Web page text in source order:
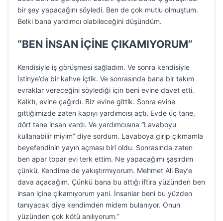
bir şey yapacağını söyledi. Ben de çok mutlu olmuştum.
Belki bana yardımcı olabileceğini düşündüm.
“BEN İNSAN İÇİNE ÇIKAMIYORUM”
Kendisiyle iş görüşmesi sağladım. Ve sonra kendisiyle
İstinye’de bir kahve içtik. Ve sonrasında bana bir takım
evraklar vereceğini söylediği için beni evine davet etti.
Kalktı, evine çağırdı. Biz evine gittik. Sonra evine
gittiğimizde zaten kapıyı yardımcısı açtı. Evde üç tane,
dört tane insan vardı. Ve yardımcısına “Lavaboyu
kullanabilir miyim” diye sordum. Lavaboya girip çıkmamla
beyefendinin yayın açması biri oldu. Sonrasında zaten
ben apar topar evi terk ettim. Ne yapacağımı şaşırdım
çünkü. Kendime de yakıştırmıyorum. Mehmet Ali Bey’e
dava açacağım. Çünkü bana bu attığı iftira yüzünden ben
insan içine çıkamıyorum yani. İnsanlar beni bu yüzden
tanıyacak diye kendimden midem bulanıyor. Onun
yüzünden çok kötü anılıyorum.”